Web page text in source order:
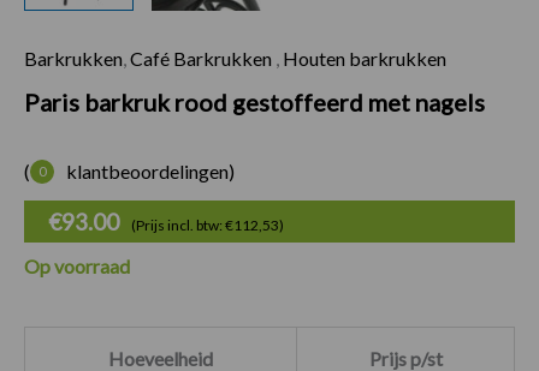
Barkrukken Café Barkrukken Houten barkrukken
Paris barkruk rood gestoffeerd met nagels
( 0 klantbeoordelingen)
€93.00 (Prijs incl. btw: €112,53)
Op voorraad
Hoeveelheid Prijs p/st
Paris barkruk